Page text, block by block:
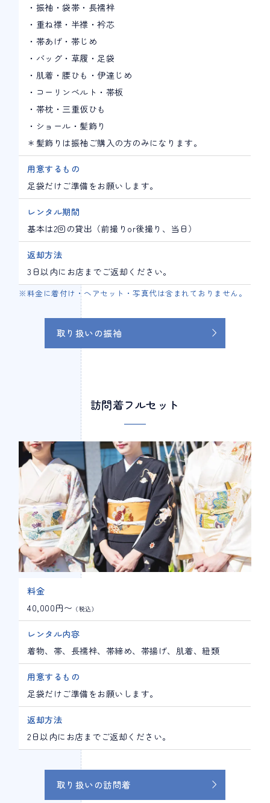
・振袖・袋帯・長襦袢
・重ね襟・半襟・衿芯
・帯あげ・帯じめ
・バッグ・草履・足袋
・肌着・腰ひも・伊達じめ
・コーリンベルト・帯板
・帯枕・三重仮ひも
・ショール・髪飾り
＊髪飾りは振袖ご購入の方のみになります。
用意するもの
足袋だけご準備をお願いします。
レンタル期間
基本は2回の貸出（前撮りor後撮り、当日）
返却方法
3日以内にお店までご返却ください。
※料金に着付け・ヘアセット・写真代は含まれておりません。
取り扱いの振袖
訪問着フルセット
料金
40,000円〜 （税込）
レンタル内容
着物、帯、長襦袢、帯締め、帯揚げ、肌着、紐類
用意するもの
足袋だけご準備をお願いします。
返却方法
2日以内にお店までご返却ください。
取り扱いの訪問着